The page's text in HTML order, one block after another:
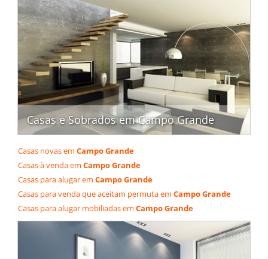
Casas e Sobrados em Campo Grande
Casas novas em Campo Grande
Casas à venda em Campo Grande
Casas para alugar em Campo Grande
Casas para venda que aceitam permuta em Campo Grande
Casas para alugar mobiliadas em Campo Grande